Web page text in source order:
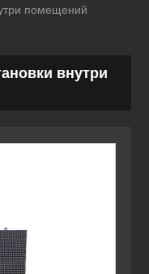
помещений
внутри